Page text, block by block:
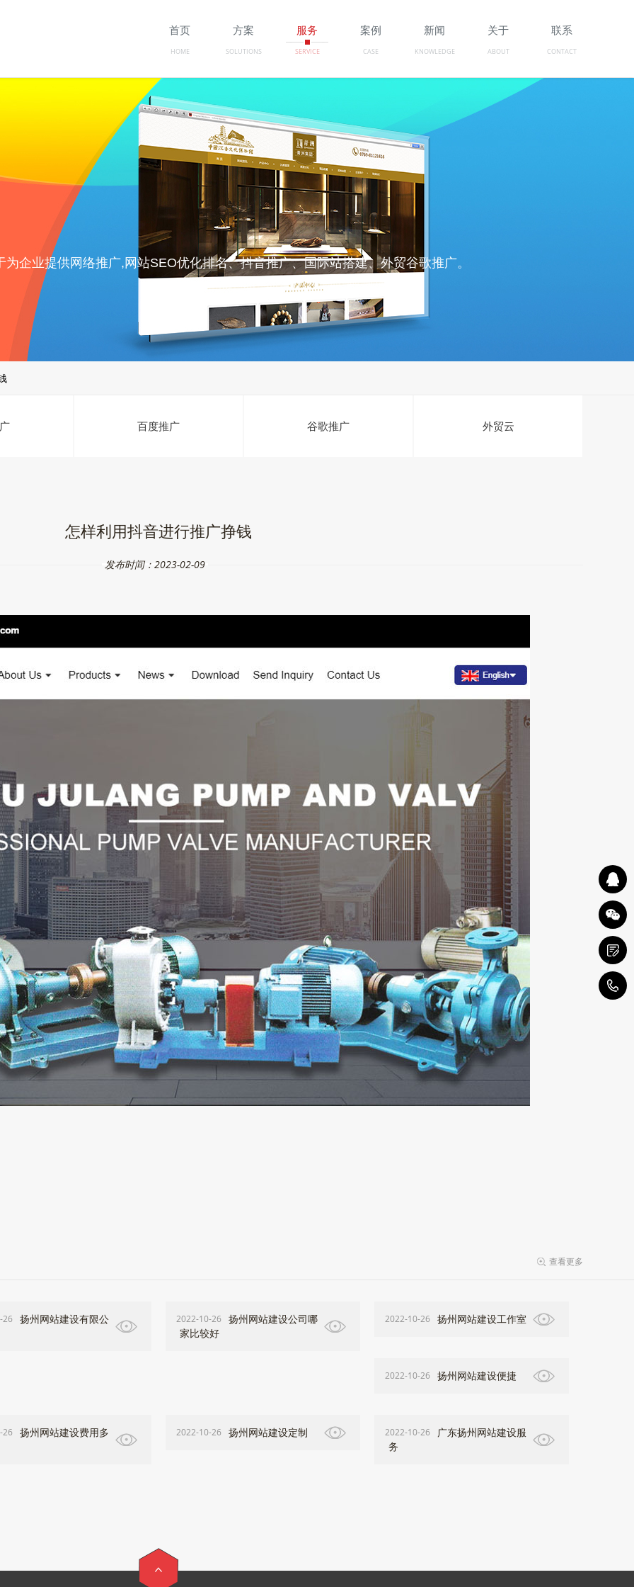
首页
HOME
方案
SOLUTIONS
服务
SERVICE
案例
CASE
新闻
KNOWLEDGE
关于
ABOUT
联系
CONTACT
企业提供网络推广,网站SEO优化排名、抖音推广、国际站搭建、外贸谷歌推广。
百度推广 谷歌推广 外贸云
怎样利用抖音进行推广挣钱
发布时间：2023-02-09
查看更多
26 扬州网站建设有限公 2022-10-26
扬州网站建设公司哪
家比较好
2022-10-26 扬州网站建设工作室
2022-10-26 扬州网站建设便捷
26 扬州网站建设费用多 2022-10-26 扬州网站建设定制 2022-10-26
广东扬州网站建设服
务